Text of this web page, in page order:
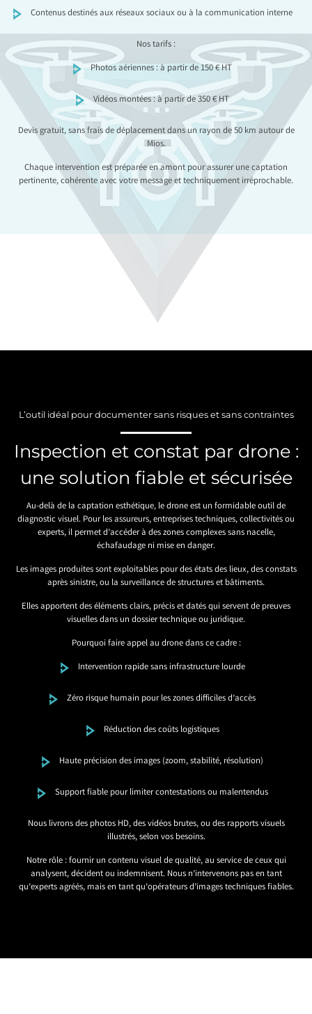
Contenus destinés aux réseaux sociaux ou à la communication interne
Nos tarifs :
Photos aériennes : à partir de 150 € HT
Vidéos montées : à partir de 350 € HT
Devis gratuit, sans frais de déplacement dans un rayon de 50 km autour de
Mios.
Chaque intervention est préparée en amont pour assurer une captation
pertinente, cohérente avec votre message et techniquement irréprochable.
L’outil idéal pour documenter sans risques et sans contraintes
Inspection et constat par drone :
une solution fiable et sécurisée
Au-delà de la captation esthétique, le drone est un formidable outil de
diagnostic visuel. Pour les assureurs, entreprises techniques, collectivités ou
experts, il permet d’accéder à des zones complexes sans nacelle,
échafaudage ni mise en danger.
Les images produites sont exploitables pour des états des lieux, des constats
après sinistre, ou la surveillance de structures et bâtiments.
Elles apportent des éléments clairs, précis et datés qui servent de preuves
visuelles dans un dossier technique ou juridique.
Pourquoi faire appel au drone dans ce cadre :
Intervention rapide sans infrastructure lourde
Zéro risque humain pour les zones difficiles d’accès
Réduction des coûts logistiques
Haute précision des images (zoom, stabilité, résolution)
Support fiable pour limiter contestations ou malentendus
Nous livrons des photos HD, des vidéos brutes, ou des rapports visuels
illustrés, selon vos besoins.
Notre rôle : fournir un contenu visuel de qualité, au service de ceux qui
analysent, décident ou indemnisent. Nous n’intervenons pas en tant
qu’experts agréés, mais en tant qu’opérateurs d’images techniques fiables.